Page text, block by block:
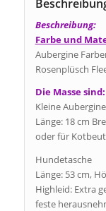
Beschreibung:
Farbe und
Aubergine
Rosenplüsch
Die Masse sind:
Kleine
Länge: 18 cm
oder für
Hundetasche
Länge: 53 cm,
Highleid: Extra
feste